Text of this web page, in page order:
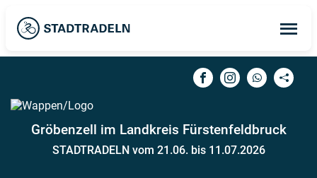
Gröbenzell im Landkreis Fürstenfeldbruck
STADTRADELN vom 21.06. bis 11.07.2026